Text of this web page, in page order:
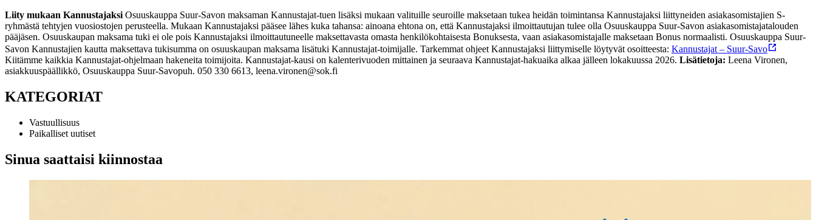
Liity mukaan Kannustajaksi Osuuskauppa Suur-Savon maksaman Kannustajat-tuen lisäksi mukaan valituille seuroille maksetaan tukea heidän toimintansa Kannustajaksi liittyneiden asiakasomistajien S-
ryhmästä tehtyjen vuosiostojen perusteella. Mukaan Kannustajaksi pääsee lähes kuka tahansa: ainoana ehtona on, että Kannustajaksi ilmoittautujan tulee olla Osuuskauppa Suur-Savon asiakasomistajatalouden
pääjäsen. Osuuskaupan maksama tuki ei ole pois Kannustajaksi ilmoittautuneelle maksettavasta omasta henkilökohtaisesta Bonuksesta, vaan asiakasomistajalle maksetaan Bonus normaalisti. Osuuskauppa Suur-
Savon Kannustajien kautta maksettava tukisumma on osuuskaupan maksama lisätuki Kannustajat-toimijalle. Tarkemmat ohjeet Kannustajaksi liittymiselle löytyvät osoitteesta: Kannustajat – Suur-Savo
Kiitämme kaikkia Kannustajat-ohjelmaan hakeneita toimijoita. Kannustajat-kausi on kalenterivuoden mittainen ja seuraava Kannustajat-hakuaika alkaa jälleen lokakuussa 2026. Lisätietoja: Leena Vironen,
asiakkuuspäällikkö, Osuuskauppa Suur-Savopuh. 050 330 6613, leena.vironen@sok.fi
KATEGORIAT
Vastuullisuus
Paikalliset uutiset
Sinua saattaisi kiinnostaa